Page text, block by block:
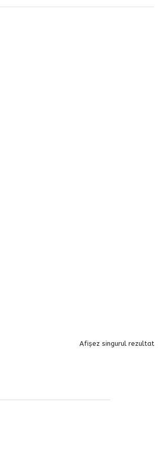
Afișez singurul rezultat